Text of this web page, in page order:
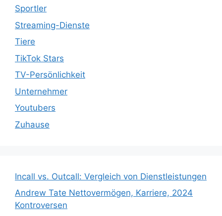
Sportler
Streaming-Dienste
Tiere
TikTok Stars
TV-Persönlichkeit
Unternehmer
Youtubers
Zuhause
Incall vs. Outcall: Vergleich von Dienstleistungen
Andrew Tate Nettovermögen, Karriere, 2024
Kontroversen